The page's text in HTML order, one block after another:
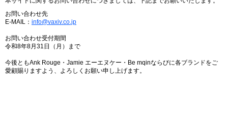
お問い合わせ先
E-MAIL： info@vaxiv.co.jp
お問い合わせ受付期間
令和8年8月31日（月）まで
今後ともAnk Rouge・Jamie エーエヌケー・Be mqinならびに各ブランドをご
愛顧賜りますよう、よろしくお願い申し上げます。